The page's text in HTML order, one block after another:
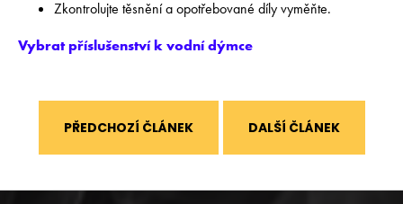
Zkontrolujte těsnění a opotřebované díly vyměňte.
Vybrat příslušenství k vodní dýmce
PŘEDCHOZÍ ČLÁNEK DALŠÍ ČLÁNEK